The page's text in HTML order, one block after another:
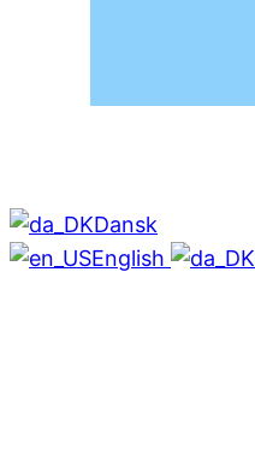
Dansk
English